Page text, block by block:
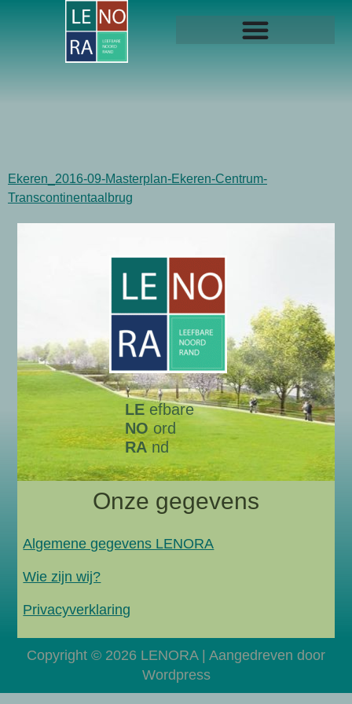
Ekeren_2016-09-Masterplan-Ekeren-Centrum-
Transcontinentaalbrug
LE efbare
NOord
RAnd
Onze gegevens
Algemene gegevens LENORA
Wie zijn wij?
Privacyverklaring
Copyright © 2026 LENORA | Aangedreven door
Wordpress